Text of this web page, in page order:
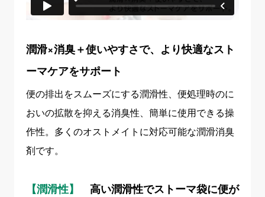
潤滑×消臭＋使いやすさで、より快適なスト
ーマケアをサポート
便の排出をスムーズにする潤滑性、便処理時のに
おいの拡散を抑える消臭性、簡単に使用できる操
作性。多くのオストメイトに対応可能な潤滑消臭
剤です。
【潤滑性】 高い潤滑性でストーマ袋に便が